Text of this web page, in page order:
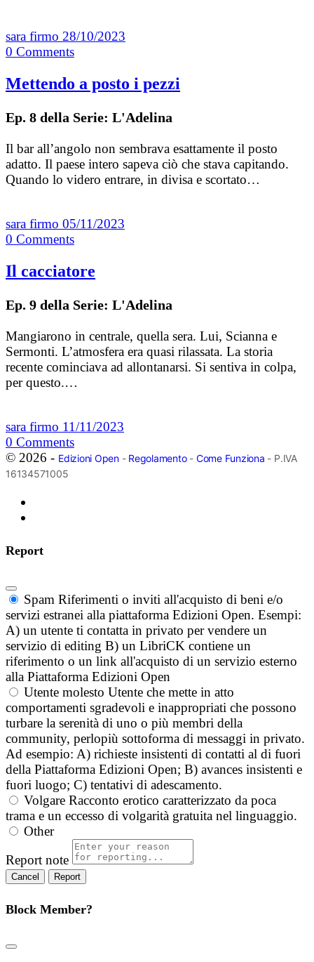
sara firmo 28/10/2023
0 Comments
Mettendo a posto i pezzi
Ep. 8 della Serie: L'Adelina
Il bar all’angolo non sembrava esattamente il posto
adatto. Il paese intero sapeva ciò che stava capitando.
Quando lo videro entrare, in divisa e scortato…
sara firmo 05/11/2023
0 Comments
Il cacciatore
Ep. 9 della Serie: L'Adelina
Mangiarono in centrale, quella sera. Lui, Scianna e
Sermonti. L’atmosfera era quasi rilassata. La storia
recente cominciava ad allontanarsi. Si sentiva in colpa,
per questo.…
sara firmo 11/11/2023
0 Comments
© 2026 - Edizioni Open- Regolamento- Come Funziona - P.IVA
16134571005
Report
Spam Riferimenti o inviti all'acquisto di beni e/o
servizi estranei alla piattaforma Edizioni Open. Esempi:
A) un utente ti contatta in privato per vendere un
servizio di editing B) un LibriCK contiene un
riferimento o un link all'acquisto di un servizio esterno
alla Piattaforma Edizioni Open
Utente molesto Utente che mette in atto
comportamenti sgradevoli e inappropriati che possono
turbare la serenità di uno o più membri della
community, perlopiù sottoforma di messaggi in privato.
Ad esempio: A) richieste insistenti di contatti al di fuori
della Piattaforma Edizioni Open; B) avances insistenti e
fuori luogo; C) tentativi di adescamento.
Volgare Racconto erotico caratterizzato da poca
trama e un eccesso di volgarità gratuita nel linguaggio.
Other
Report note
Report
Block Member?